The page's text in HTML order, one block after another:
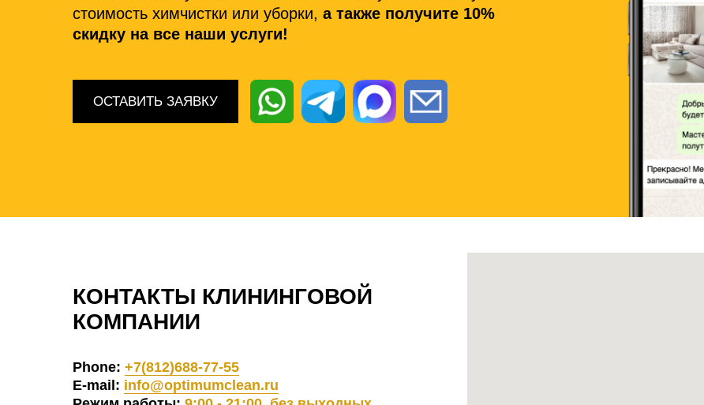
стоимость химчистки или уборки, а также получите 10%
скидку на все наши услуги!
ОСТАВИТЬ ЗАЯВКУ
КОНТАКТЫ КЛИНИНГОВОЙ
КОМПАНИИ
Phone: +7(812)688-77-55
E-mail: info@optimumclean.ru